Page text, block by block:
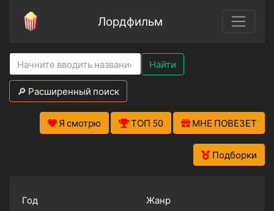
Лордфильм
Найти
🔎 Расширенный поиск
Я смотрю ТОП 50 МНЕ ПОВЕЗЕТ
Подборки
Год Жанр